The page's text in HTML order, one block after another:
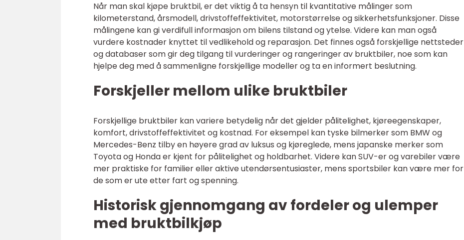
Når man skal kjøpe bruktbil, er det viktig å ta hensyn til kvantitative målinger som
kilometerstand, årsmodell, drivstoffeffektivitet, motorstørrelse og sikkerhetsfunksjoner. Disse
målingene kan gi verdifull informasjon om bilens tilstand og ytelse. Videre kan man også
vurdere kostnader knyttet til vedlikehold og reparasjon. Det finnes også forskjellige nettsteder
og databaser som gir deg tilgang til vurderinger og rangeringer av bruktbiler, noe som kan
hjelpe deg med å sammenligne forskjellige modeller og ta en informert beslutning.
Forskjeller mellom ulike bruktbiler
Forskjellige bruktbiler kan variere betydelig når det gjelder pålitelighet, kjøreegenskaper,
komfort, drivstoffeffektivitet og kostnad. For eksempel kan tyske bilmerker som BMW og
Mercedes-Benz tilby en høyere grad av luksus og kjøreglede, mens japanske merker som
Toyota og Honda er kjent for pålitelighet og holdbarhet. Videre kan SUV-er og varebiler være
mer praktiske for familier eller aktive utendørsentusiaster, mens sportsbiler kan være mer for
de som er ute etter fart og spenning.
Historisk gjennomgang av fordeler og ulemper
med bruktbilkjøp